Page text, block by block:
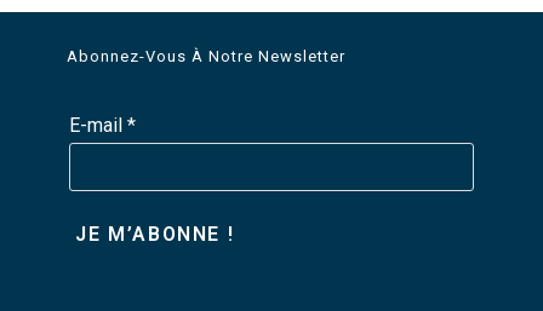
Abonnez-Vous À Notre Newsletter
E-mail*